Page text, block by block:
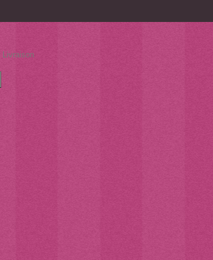
Livraison